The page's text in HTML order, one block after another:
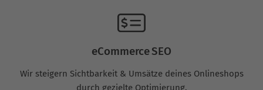
eCommerce SEO
Wir steigern Sichtbarkeit & Umsätze deines Onlineshops
durch gezielte Optimierung.